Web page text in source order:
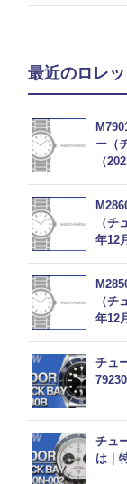
最近のロレ
ー（
（
（
年12
（
年12
チュ
チュ
は｜